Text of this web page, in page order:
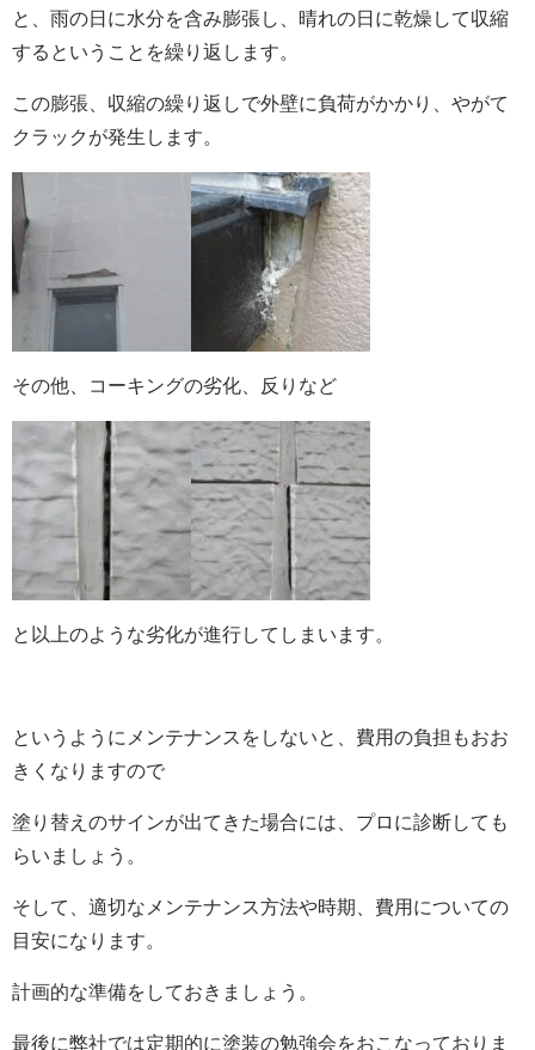
と、雨の日に水分を含み膨張し、晴れの日に乾燥して収縮
するということを繰り返します。
この膨張、収縮の繰り返しで外壁に負荷がかかり、やがて
クラックが発生します。
その他、コーキングの劣化、反りなど
と以上のような劣化が進行してしまいます。
というようにメンテナンスをしないと、費用の負担もおお
きくなりますので
塗り替えのサインが出てきた場合には、プロに診断しても
らいましょう。
そして、適切なメンテナンス方法や時期、費用についての
目安になります。
計画的な準備をしておきましょう。
最後に弊社では定期的に塗装の勉強会をおこなっておりま